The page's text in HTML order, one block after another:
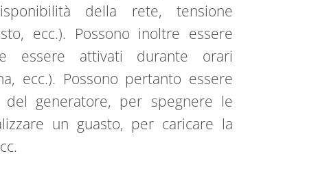
della rete, tensione
ecc.). Possono inoltre essere
essere attivati durante orari
ecc.). Possono pertanto essere
generatore, per spegnere le
un guasto, per caricare la